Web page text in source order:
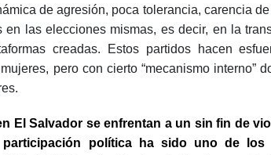
de agresión, poca tolerancia, carencia
en las elecciones mismas, es decir, en la
creadas. Estos partidos hacen
pero con cierto “mecanismo interno”
El Salvador se enfrentan a un sin fin de
participación política ha sido uno de los